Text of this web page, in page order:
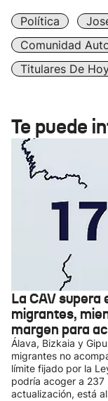
Política
Comunidad
Titulares De
Te puede
La CAV
migrantes,
margen para
Álava, Bizkaia y
migrantes no
límite fijado por la
podría acoger a 237
actualización, está